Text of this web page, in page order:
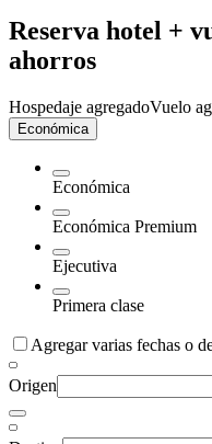
Reserva hotel +
ahorros
Hospedaje agregadoVuelo
Económica
Económica
Económica Premium
Ejecutiva
Primera clase
Agregar varias fechas o
Origen